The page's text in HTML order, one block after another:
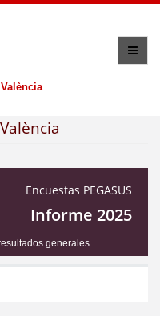
Encuestas PEGASUS
Informe 2025
generales